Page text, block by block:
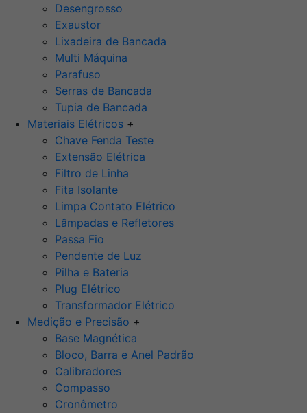
Desengrosso
Exaustor
Lixadeira de Bancada
Multi Máquina
Parafuso
Serras de Bancada
Tupia de Bancada
Materiais Elétricos +
Chave Fenda Teste
Extensão Elétrica
Filtro de Linha
Fita Isolante
Limpa Contato Elétrico
Lâmpadas e Refletores
Passa Fio
Pendente de Luz
Pilha e Bateria
Plug Elétrico
Transformador Elétrico
Medição e Precisão +
Base Magnética
Bloco, Barra e Anel Padrão
Calibradores
Compasso
Cronômetro